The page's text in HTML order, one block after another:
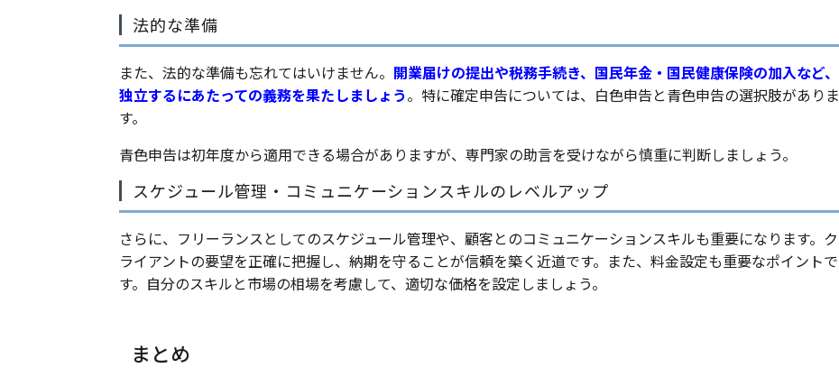
法的な準備
また、法的な準備も忘れてはいけません。 開業届けの提出や税務手続き、国民年金・国民健康保険の加入など、
独立するにあたっての義務を果たしましょう。特に確定申告については、白色申告と青色申告の選択肢がありま
す。
青色申告は初年度から適用できる場合がありますが、専門家の助言を受けながら慎重に判断しましょう。
スケジュール管理・コミュニケーションスキルのレベルアップ
さらに、フリーランスとしてのスケジュール管理や、顧客とのコミュニケーションスキルも重要になります。ク
ライアントの要望を正確に把握し、納期を守ることが信頼を築く近道です。また、料金設定も重要なポイントで
す。自分のスキルと市場の相場を考慮して、適切な価格を設定しましょう。
まとめ